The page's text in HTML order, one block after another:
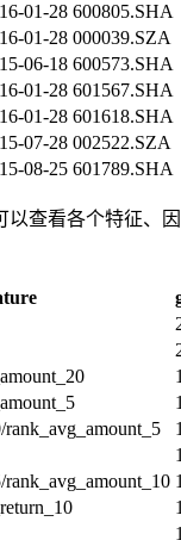
01-28 600805.SHA
01-28 000039.SZA
06-18 600573.SHA
01-28 601567.SHA
01-28 601618.SHA
07-28 002522.SZA
08-25 601789.SHA
查看各个特征、